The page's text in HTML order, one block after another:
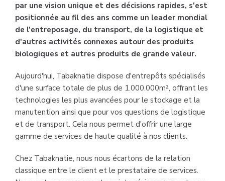
par une vision unique et des décisions rapides, s'est
positionnée au fil des ans comme un leader mondial
de l'entreposage, du transport, de la logistique et
d'autres activités connexes autour des produits
biologiques et autres produits de grande valeur.
Aujourd'hui, Tabaknatie dispose d'entrepôts spécialisés
d'une surface totale de plus de 1.000.000m², offrant les
technologies les plus avancées pour le stockage et la
manutention ainsi que pour vos questions de logistique
et de transport. Cela nous permet d'offrir une large
gamme de services de haute qualité à nos clients.
Chez Tabaknatie, nous nous écartons de la relation
classique entre le client et le prestataire de services.